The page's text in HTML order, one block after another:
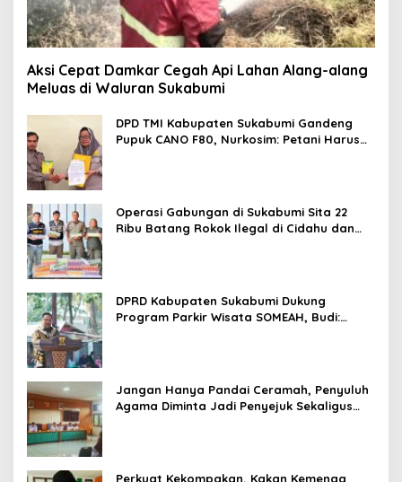
Aksi Cepat Damkar Cegah Api Lahan Alang-alang
Meluas di Waluran Sukabumi
DPD TMI Kabupaten Sukabumi Gandeng
Pupuk CANO F80, Nurkosim: Petani Harus
Operasi Gabungan di Sukabumi Sita 22
Ribu Batang Rokok Ilegal di Cidahu dan
DPRD Kabupaten Sukabumi Dukung
Program Parkir Wisata SOMEAH, Budi:
Jangan Hanya Pandai Ceramah, Penyuluh
Agama Diminta Jadi Penyejuk Sekaligus
Perkuat Kekompakan, Kakan Kemenag